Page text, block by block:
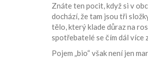
Znáte ten pocit, když si v
dochází, že tam jsou tři
tělo, který klade důraz na
spotřebatelé se čím dál více
Pojem „bio“ však není jen